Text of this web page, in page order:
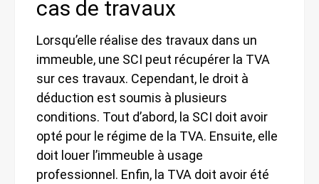
cas de travaux
Lorsqu’elle réalise des travaux dans un
immeuble, une SCI peut récupérer la TVA
sur ces travaux. Cependant, le droit à
déduction est soumis à plusieurs
conditions. Tout d’abord, la SCI doit avoir
opté pour le régime de la TVA. Ensuite, elle
doit louer l’immeuble à usage
professionnel. Enfin, la TVA doit avoir été